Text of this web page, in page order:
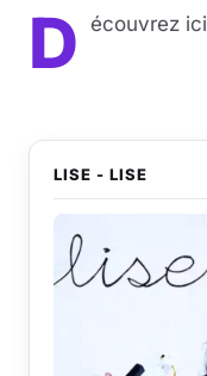
D écouvrez ici
LISE - LISE